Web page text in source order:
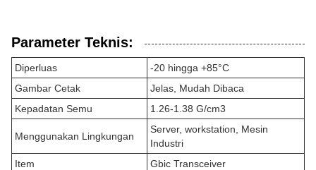
Parameter Teknis:
Diperluas
-20 hingga +85°C
Gambar Cetak
Jelas, Mudah Dibaca
Kepadatan Semu
1.26-1.38 G/cm3
Menggunakan Lingkungan
Server, workstation, Mesin
Industri
Item
Gbic Transceiver